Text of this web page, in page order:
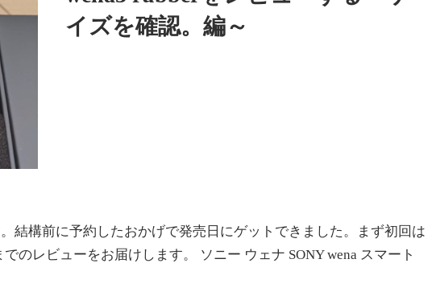
イズを確認。編～
結構前に予約したおかげで発売日にゲットできました。まず初回は
のレビューをお届けします。 ソニー ウェナ SONY wena スマート